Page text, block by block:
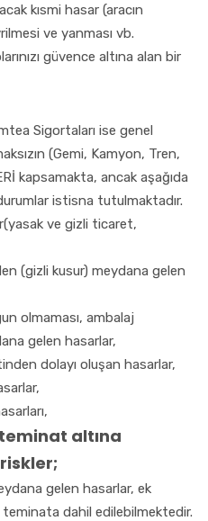
kısmi hasar (aracın
ve yanması vb.
güvence altına alan bir
Sigortaları ise genel
(Gemi, Kamyon, Tren,
kapsamakta, ancak aşağıda
istisna tutulmaktadır.
ve gizli ticaret,
(gizli kusur) meydana gelen
olmaması, ambalaj
gelen hasarlar,
dolayı oluşan hasarlar,
altına
gelen hasarlar, ek
dahil edilebilmektedir.